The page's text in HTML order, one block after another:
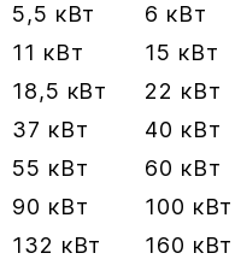
5,5 кВт
6 кВт
11 кВт
15 кВт
18,5 кВт
22 кВт
37 кВт
40 кВт
55 кВт
60 кВт
90 кВт
100 кВт
132 кВт
160 кВт